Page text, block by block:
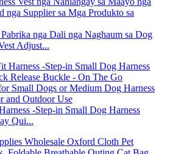
nga Dali nga Naghaum sa Dog
Adjust...
-Step-in Small Dog Harness
Qui...